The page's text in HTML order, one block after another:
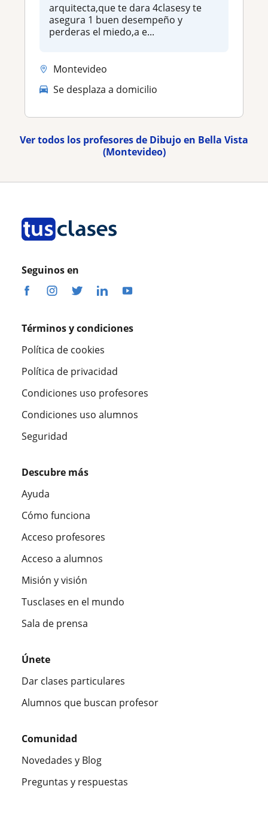
arquitecta,que te dara 4clasesy te
asegura 1 buen desempeño y
perderas el miedo,a e...
Montevideo
Se desplaza a domicilio
Ver todos los profesores de Dibujo en Bella Vista
(Montevideo)
Seguinos en
Términos y condiciones
Política de cookies
Política de privacidad
Condiciones uso profesores
Condiciones uso alumnos
Seguridad
Descubre más
Ayuda
Cómo funciona
Acceso profesores
Acceso a alumnos
Misión y visión
Tusclases en el mundo
Sala de prensa
Únete
Dar clases particulares
Alumnos que buscan profesor
Comunidad
Novedades y Blog
Preguntas y respuestas